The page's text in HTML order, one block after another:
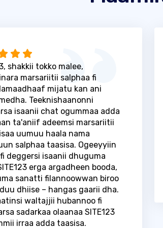
shakkii tokko malee,
marsariitii salphaa fi
mijatu kan ani
Teeknishaanonni
isaanii chat ogummaa adda
ta'aniif adeemsi marsariitii
uumuu haala nama
salphaa taasisa. Ogeeyyiin
deggersi isaanii dhuguma
erga argadheen booda,
sanatti filannoowwan biroo
dhiise – hangas gaarii dha.
waltajjii hubannoo fi
sadarkaa olaanaa SITE123
irraa adda taasisa.